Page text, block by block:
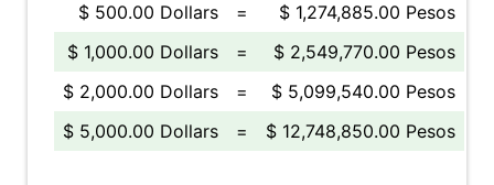
$ 500.00 Dollars
=
$ 1,274,885.00 Pesos
$ 1,000.00 Dollars
=
$ 2,549,770.00 Pesos
$ 2,000.00 Dollars
=
$ 5,099,540.00 Pesos
$ 5,000.00 Dollars
= $ 12,748,850.00 Pesos